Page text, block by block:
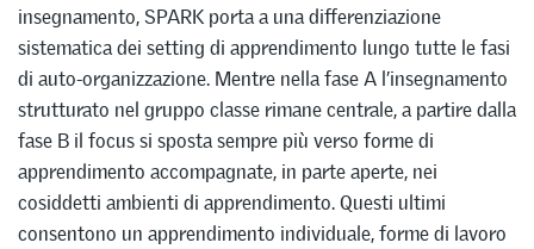
insegnamento, SPARK porta a una differenziazione
sistematica dei setting di apprendimento lungo tutte le fasi
di auto-organizzazione. Mentre nella fase A l’insegnamento
strutturato nel gruppo classe rimane centrale, a partire dalla
fase B il focus si sposta sempre più verso forme di
apprendimento accompagnate, in parte aperte, nei
cosiddetti ambienti di apprendimento. Questi ultimi
consentono un apprendimento individuale, forme di lavoro